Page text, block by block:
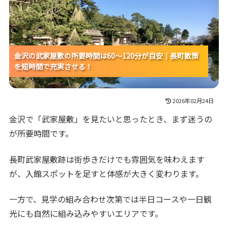
金沢の武家屋敷の所要時間は60〜120分が目安｜長町散策
を短時間で充実させる！
金沢の武家屋敷の所要時間は60〜120分が目安｜長町散策
を短時間で充実させる！
金沢の武家屋敷の所要時間は60〜120分が目安｜長町散策
を短時間で充実させる！
2026年02月24日
金沢で「武家屋敷」を見たいと思ったとき、まず迷うの
が所要時間です。
長町武家屋敷跡は街歩きだけでも雰囲気を味わえます
が、入館スポットを足すと体感が大きく変わります。
一方で、見学の組み合わせ次第では半日コースや一日観
光にも自然に組み込みやすいエリアです。